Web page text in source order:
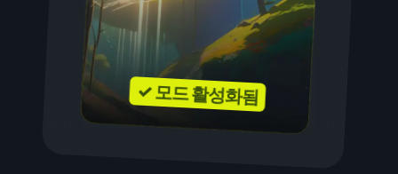
✓ 모드 활성화됨